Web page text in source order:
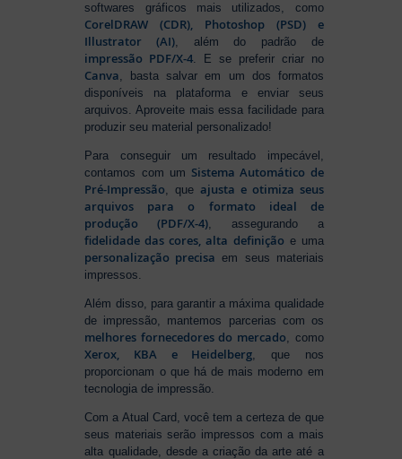
softwares gráficos mais utilizados, como
CorelDRAW (CDR), Photoshop (PSD) e
Illustrator (AI), além do padrão de
impressão PDF/X-4. E se preferir criar no
Canva, basta salvar em um dos formatos
disponíveis na plataforma e enviar seus
arquivos. Aproveite mais essa facilidade para
produzir seu material personalizado!
Para conseguir um resultado impecável,
contamos com um Sistema Automático de
Pré-Impressão, queajusta e otimiza seus
arquivos para o formato ideal de
produção (PDF/X-4), assegurando a
fidelidade das cores, alta definição e uma
personalização precisa em seus materiais
impressos.
Além disso, para garantir a máxima qualidade
de impressão, mantemos parcerias com os
melhores fornecedores do mercado, como
Xerox, KBA e Heidelberg, que nos
proporcionam o que há de mais moderno em
tecnologia de impressão.
Com a Atual Card, você tem a certeza de que
seus materiais serão impressos com a mais
alta qualidade, desde a criação da arte até a